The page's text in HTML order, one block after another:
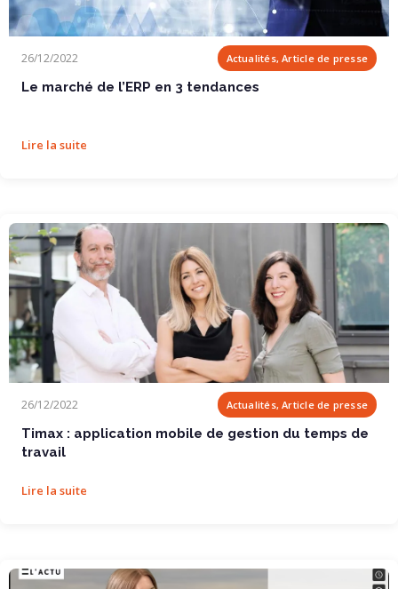
26/12/2022 Actualités, Article de presse
Le marché de l’ERP en 3 tendances
Lire la suite
Timax : application mobile de gestion du temps de...
26/12/2022 Actualités, Article de presse
Timax : application mobile de gestion du temps de
travail
Lire la suite